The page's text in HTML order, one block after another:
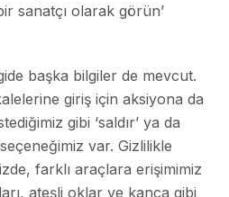
sanatçı olarak görün’
başka bilgiler de mevcut.
giriş için aksiyona da
gibi ‘saldır’ ya da
var. Gizlilikle
farklı araçlara erişimimiz
ateşli oklar ve kanca gibi